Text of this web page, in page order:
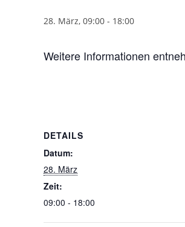
28. März, 09:00 - 18:00
Weitere Informationen
DETAILS
Datum:
28. März
Zeit:
09:00 - 18:00